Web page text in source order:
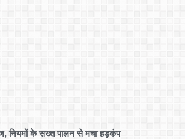
नियमों के सख्त पालन से मचा हड़कंप